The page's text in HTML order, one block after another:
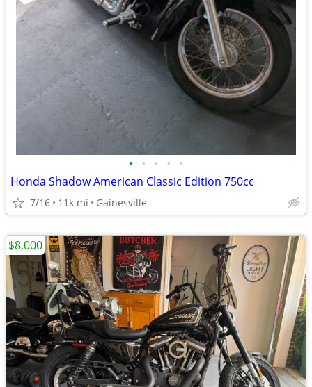
• • • • •
Honda Shadow American Classic Edition 750cc
7/16 11k mi Gainesville
$8,000